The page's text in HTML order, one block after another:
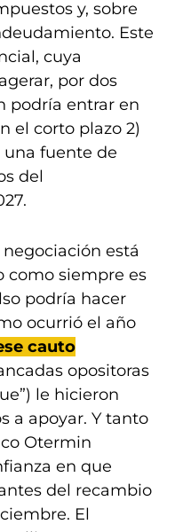
y, sobre
Este
cuya
por dos
podría entrar en
el corto plazo 2)
fuente de
del
está
como siempre es
podría hacer
ocurrió el año
cauto
opositoras
le hicieron
a apoyar. Y tanto
Otermin
en que
del recambio
El